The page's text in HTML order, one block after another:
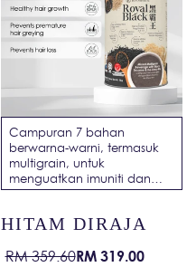
Campuran 7 bahan
berwarna-warni, termasuk
multigrain, untuk
menguatkan imuniti dan
membantu mencegah
HITAM DIRAJA
Harga
RM 359.60Harga
RM 319.00